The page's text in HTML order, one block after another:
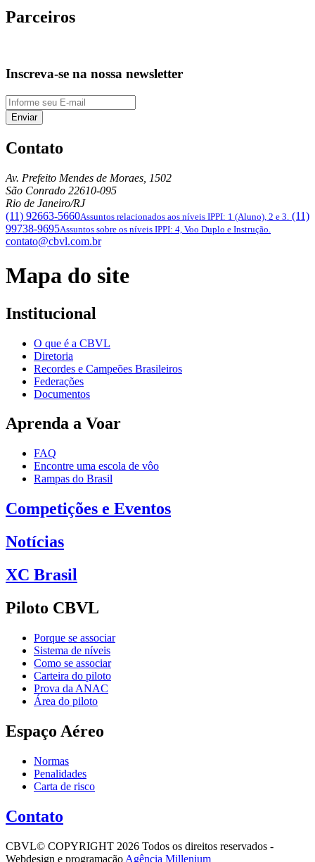
Parceiros
Inscreva-se na nossa newsletter
Enviar
Contato
Av. Prefeito Mendes de Moraes, 1502
São Conrado 22610-095
Rio de Janeiro/RJ
(11) 92663-5660Assuntos relacionados aos níveis IPPI: 1 (Aluno), 2 e 3. (11)
99738-9695Assuntos sobre os níveis IPPI: 4, Voo Duplo e Instrução.
contato@cbvl.com.br
Mapa do site
Institucional
O que é a CBVL
Diretoria
Recordes e Campeões Brasileiros
Federações
Documentos
Aprenda a Voar
FAQ
Encontre uma escola de vôo
Rampas do Brasil
Competições e Eventos
Notícias
XC Brasil
Piloto CBVL
Porque se associar
Sistema de níveis
Como se associar
Carteira do piloto
Prova da ANAC
Área do piloto
Espaço Aéreo
Normas
Penalidades
Carta de risco
Contato
CBVL© COPYRIGHT 2026 Todos os direitos reservados -
Webdesign e programação Agência Millenium